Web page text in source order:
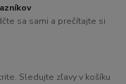
sa sami a prečítajte si
Sledujte zľavy v košíku